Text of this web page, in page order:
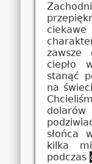
zawsze
ciepło
stanąć
na
słońca
kilka
podczas